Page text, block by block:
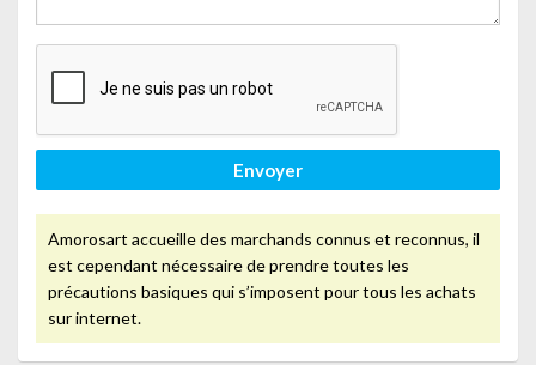
Envoyer
Amorosart accueille des marchands connus et reconnus, il
est cependant nécessaire de prendre toutes les
précautions basiques qui s’imposent pour tous les achats
sur internet.